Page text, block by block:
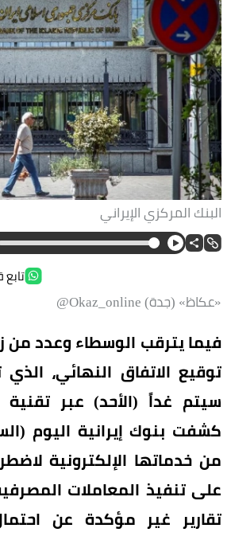
البنك المركزي الإيراني
«عكاظ» (جدة) Okaz_online@
فيما يترقب الوسطاء وعدد من
توقيع الاتفاق النهائي،
سيتم غداً (الأحد) عبر تقنية
كشفت بنوك إيرانية اليوم
من خدماتها الإلكترونية
على تنفيذ المعاملات
تقارير غير مؤكدة عن